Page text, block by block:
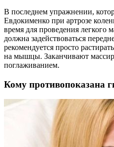
В последнем упражнении,
Евдокименко при артрозе
время для проведения легкого
должна задействоваться
рекомендуется просто
на мышцы. Заканчивают
поглаживанием.
Кому противопоказана